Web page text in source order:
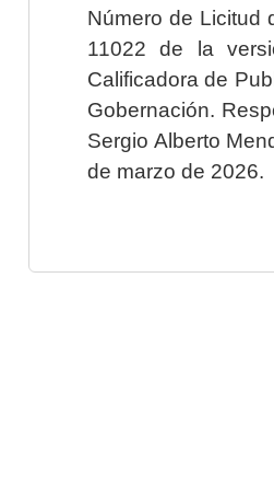
Número de Licitud
11022 de la
Calificadora de
Gobernación.
Sergio Alberto
de marzo de 2026.